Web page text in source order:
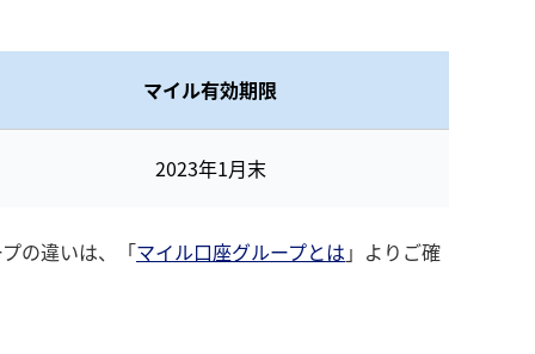
マイル有効期限
2023年1月末
の違いは、「マイル口座グループとは 」よりご確